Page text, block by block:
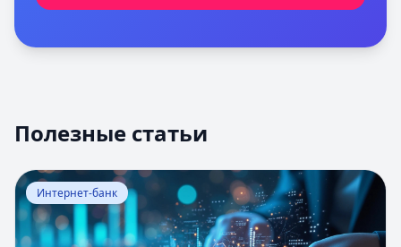
Полезные статьи
Перейти к статье:Оценка вероятности банкротства
Интернет-банк